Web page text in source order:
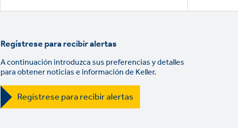
Regístrese para recibir alertas
A continuación introduzca sus preferencias y detalles
para obtener noticias e información de Keller.
Regístrese para recibir alertas